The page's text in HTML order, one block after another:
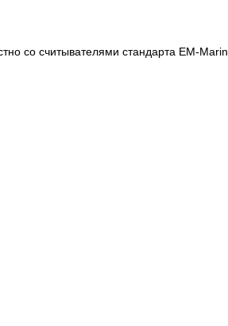
со считывателями стандарта EM-Marin.